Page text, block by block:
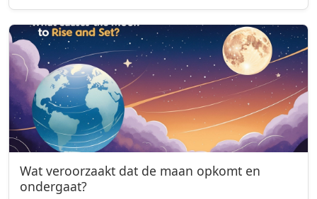
Wat veroorzaakt dat de maan opkomt en
ondergaat?